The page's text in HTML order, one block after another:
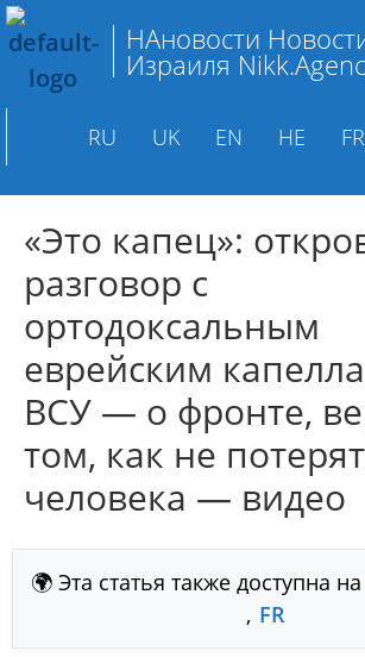
НАновости
Израиля
RU UK EN HE FR
«Это капец»:
разговор с
ортодоксальным
еврейским
ВСУ — о фронте,
том, как не
человека — видео
🌍 Эта статья также доступна на
, FR